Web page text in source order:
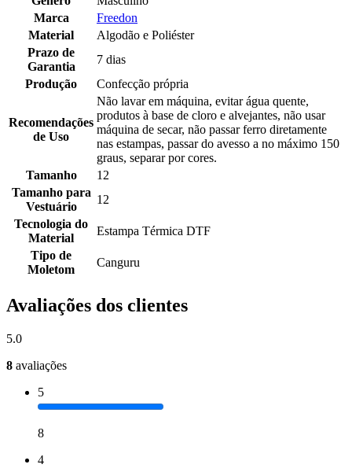
Marca
Freedon
Material
Algodão e Poliéster
Prazo de
Garantia
7 dias
Produção
Confecção própria
Recomendações
de Uso
Não lavar em máquina, evitar água quente,
produtos à base de cloro e alvejantes, não usar
máquina de secar, não passar ferro diretamente
nas estampas, passar do avesso a no máximo 150
graus, separar por cores.
Tamanho
12
Tamanho para
Vestuário
12
Tecnologia do
Material
Estampa Térmica DTF
Tipo de
Moletom
Canguru
Avaliações dos clientes
5.0
8 avaliações
5
8
4